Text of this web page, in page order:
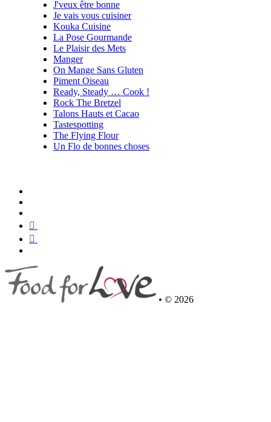
J'veux être bonne
Je vais vous cuisiner
Kouka Cuisine
La Pose Gourmande
Le Plaisir des Mets
Manger
On Mange Sans Gluten
Piment Oiseau
Ready, Steady … Cook !
Rock The Bretzel
Talons Hauts et Cacao
Tastespotting
The Flying Flour
Un Flo de bonnes choses
• © 2026